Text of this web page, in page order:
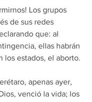
Los grupos
de sus redes
que: al
ellas habrán
los estados, el aborto.
apenas ayer,
venció la vida; los